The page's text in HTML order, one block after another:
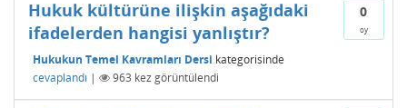
0
oy
Hukuk kültürüne ilişkin aşağıdaki
ifadelerden hangisi yanlıştır?
Hukukun Temel Kavramları Dersi kategorisinde
cevaplandı | 963 kez görüntülendi